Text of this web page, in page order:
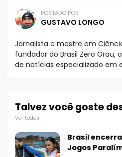
POSTADO POR
GUSTAVO LONGO
Jornalista e mestre em
fundador do Brasil Zero Grau,
de notícias especializado em
Talvez você goste
Ver todos
Brasil
Jogos